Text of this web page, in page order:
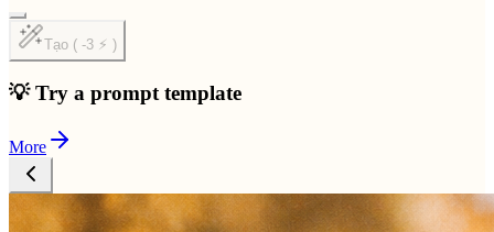
Tạo ( -3 ⚡ )
💡 Try a prompt template
More